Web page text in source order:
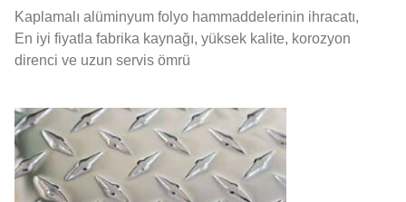
Kaplamalı alüminyum folyo hammaddelerinin ihracatı,
En iyi fiyatla fabrika kaynağı, yüksek kalite, korozyon
direnci ve uzun servis ömrü